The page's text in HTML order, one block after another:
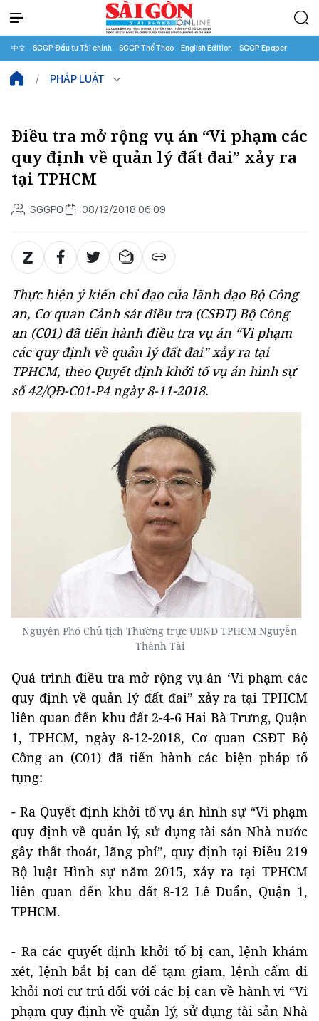
中文 SGGP Đầu tư Tài chính SGGP Thể Thao English Edition SGGP Epaper
PHÁP LUẬT
Điều tra mở rộng vụ án “Vi phạm các
quy định về quản lý đất đai” xảy ra
tại TPHCM
SGGPO 08/12/2018 06:09
Thực hiện ý kiến chỉ đạo của lãnh đạo Bộ Công
an, Cơ quan Cảnh sát điều tra (CSĐT) Bộ Công
an (C01) đã tiến hành điều tra vụ án “Vi phạm
các quy định về quản lý đất đai” xảy ra tại
TPHCM, theo Quyết định khởi tố vụ án hình sự
số 42/QĐ-C01-P4 ngày 8-11-2018.
Nguyên Phó Chủ tịch Thường trực UBND TPHCM Nguyễn
Thành Tài
Quá trình điều tra mở rộng vụ án ‘Vi phạm các
quy định về quản lý đất đai” xảy ra tại TPHCM
liên quan đến khu đất 2-4-6 Hai Bà Trưng, Quận
1, TPHCM, ngày 8-12-2018, Cơ quan CSĐT Bộ
Công an (C01) đã tiến hành các biện pháp tố
tụng:
- Ra Quyết định khởi tố vụ án hình sự “Vi phạm
quy định về quản lý, sử dụng tài sản Nhà nước
gây thất thoát, lãng phí”, quy định tại Điều 219
Bộ luật Hình sự năm 2015, xảy ra tại TPHCM
liên quan đến khu đất 8-12 Lê Duẩn, Quận 1,
TPHCM.
- Ra các quyết định khởi tố bị can, lệnh khám
xét, lệnh bắt bị can để tạm giam, lệnh cấm đi
khỏi nơi cư trú đối với các bị can về hành vi “Vi
phạm quy định về quản lý, sử dụng tài sản Nhà